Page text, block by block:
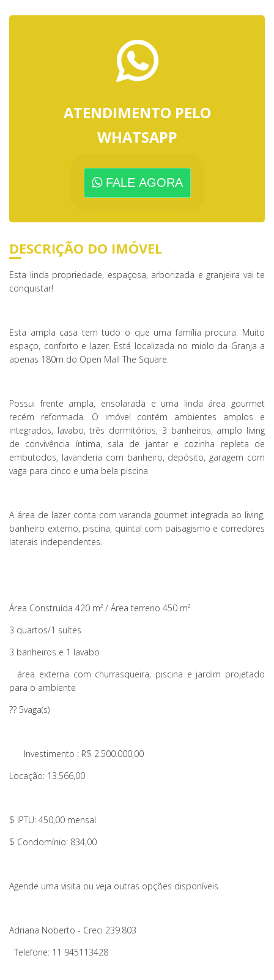
ATENDIMENTO PELO
WHATSAPP
FALE AGORA
DESCRIÇÃO DO IMÓVEL
Esta linda propriedade, espaçosa, arborizada e granjeira vai te
conquistar!
Esta ampla casa tem tudo o que uma família procura. Muito
espaço, conforto e lazer. Está localizada no miolo da Granja a
apenas 180m do Open Mall The Square.
Possui frente ampla, ensolarada e uma linda área gourmet
recém reformada. O imóvel contém ambientes amplos e
integrados, lavabo, três dormitórios, 3 banheiros, amplo living
de convivência íntima, sala de jantar e cozinha repleta de
embutodos, lavanderia com banheiro, depósito, garagem com
vaga para cinco e uma bela piscina
A área de lazer conta com varanda gourmet integrada ao living,
banheiro externo, piscina, quintal com paisagismo e corredores
laterais independentes.
Área Construída 420 m² / Área terreno 450 m²
3 quartos/1 suítes
3 banheiros e 1 lavabo
área externa com churrasqueira, piscina e jardim projetado
para o ambiente
?? 5vaga(s)
Investimento : R$ 2.500.000,00
Locação: 13.566,00
$ IPTU: 450,00 mensal
$ Condomínio: 834,00
Agende uma visita ou veja outras opções disponíveis
Adriana Noberto - Creci 239.803
Telefone: 11 945113428